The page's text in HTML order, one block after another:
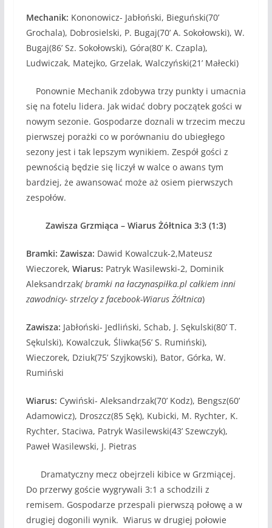
Mechanik: Kononowicz- Jabłoński, Bieguński(70’
Grochala), Dobrosielski, P. Bugaj(70’ A. Sokołowski), W.
Bugaj(86’ Sz. Sokołowski), Góra(80’ K. Czapla),
Ludwiczak, Matejko, Grzelak, Walczyński(21’ Małecki)
Ponownie Mechanik zdobywa trzy punkty i umacnia
się na fotelu lidera. Jak widać dobry początek gości w
nowym sezonie. Gospodarze doznali w trzecim meczu
pierwszej porażki co w porównaniu do ubiegłego
sezony jest i tak lepszym wynikiem. Zespół gości z
pewnością będzie się liczył w walce o awans tym
bardziej, że awansować może aż osiem pierwszych
zespołów.
Zawisza Grzmiąca – Wiarus Żółtnica 3:3 (1:3)
Bramki: Zawisza: Dawid Kowalczuk-2,Mateusz
Wieczorek, Wiarus: Patryk Wasilewski-2, Dominik
Aleksandrzak( bramki na łaczynaspiłka.pl całkiem inni
zawodnicy- strzelcy z facebook-Wiarus Żółtnica)
Zawisza: Jabłoński- Jedliński, Schab, J. Sękulski(80’ T.
Sękulski), Kowalczuk, Śliwka(56’ S. Rumiński),
Wieczorek, Dziuk(75’ Szyjkowski), Bator, Górka, W.
Rumiński
Wiarus: Cywiński- Aleksandrzak(70’ Kodz), Bengsz(60’
Adamowicz), Droszcz(85 Sęk), Kubicki, M. Rychter, K.
Rychter, Staciwa, Patryk Wasilewski(43’ Szewczyk),
Paweł Wasilewski, J. Pietras
Dramatyczny mecz obejrzeli kibice w Grzmiącej.
Do przerwy goście wygrywali 3:1 a schodzili z
remisem. Gospodarze przespali pierwszą połowę a w
drugiej dogonili wynik. Wiarus w drugiej połowie